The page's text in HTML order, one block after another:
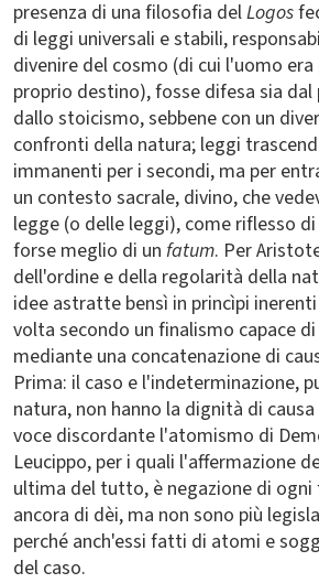
presenza di una filosofia delLogos
di leggi universali e stabili,
divenire del cosmo (di cui l'uomo
proprio destino), fosse difesa sia
dallo stoicismo, sebbene con un
confronti della natura; leggi
immanenti per i secondi, ma per
un contesto sacrale, divino, che
legge (o delle leggi), come riflesso
forse meglio di un fatum. Per
dell'ordine e della regolarità della
idee astratte bensì in princìpi
volta secondo un finalismo capace
mediante una concatenazione di
Prima: il caso e l'indeterminazione,
natura, non hanno la dignità di
voce discordante l'atomismo di
Leucippo, per i quali l'affermazione
ultima del tutto, è negazione di ogni
ancora di dèi, ma non sono più
perché anch'essi fatti di atomi e
del caso.